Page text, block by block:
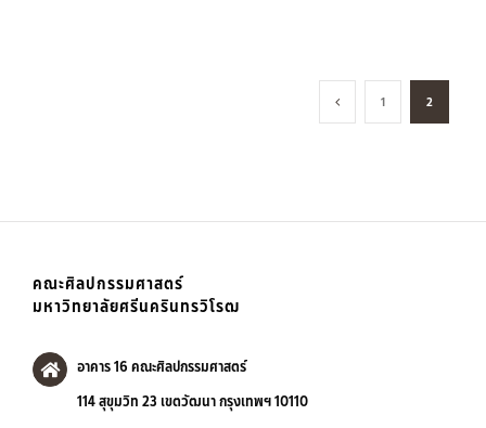
1 2
คณะศิลปกรรมศาสตร์
มหาวิทยาลัยศรีนครินทรวิโรฒ
อาคาร 16 คณะศิลปกรรมศาสตร์
114 สุขุมวิท 23 เขตวัฒนา กรุงเทพฯ 10110